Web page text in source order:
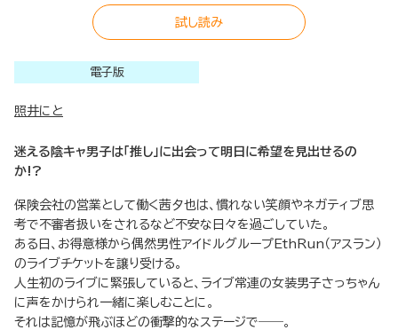
試し読み
電子版
照井にと
迷える陰キャ男子は「推し」に出会って明日に希望を見出せるの
か!?
保険会社の営業として働く茜夕也は、慣れない笑顔やネガティブ思
考で不審者扱いをされるなど不安な日々を過ごしていた。
ある日、お得意様から偶然男性アイドルグループEthRun（アスラン）
のライブチケットを譲り受ける。
人生初のライブに緊張していると、ライブ常連の女装男子さっちゃん
に声をかけられ一緒に楽しむことに。
それは記憶が飛ぶほどの衝撃的なステージで――。